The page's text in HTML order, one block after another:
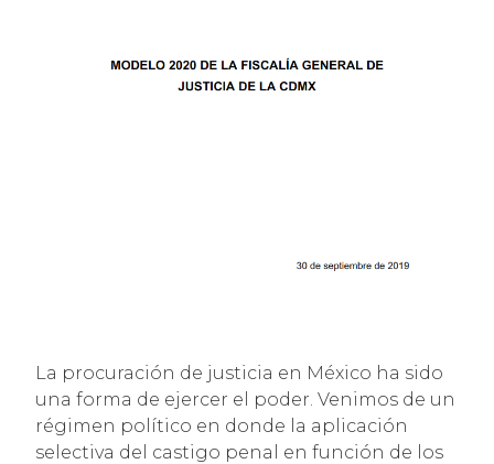
La procuración de justicia en México ha sido
una forma de ejercer el poder. Venimos de un
régimen político en donde la aplicación
selectiva del castigo penal en función de los